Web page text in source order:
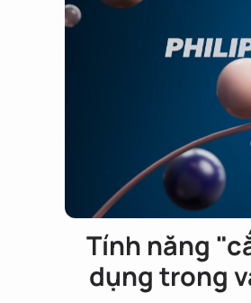
Tính năng
dụng trong